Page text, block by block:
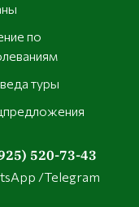
по
туры
520-73-43
/Telegram